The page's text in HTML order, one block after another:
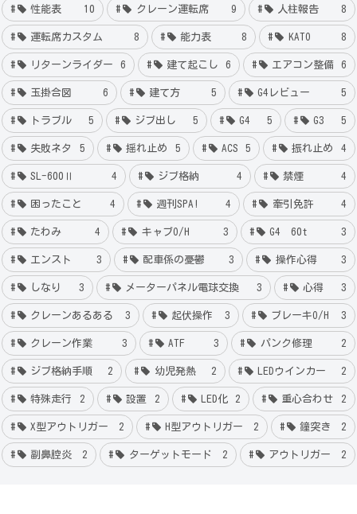
性能表 10 クレーン運転席 9 人柱報告 8
運転席カスタム 8 能力表 8 KATO 8
リターンライダー 6 建て起こし 6 エアコン整備 6
玉掛合図 6 建て方 5 G4レビュー 5
トラブル 5 ジブ出し 5 G4 5 G3 5
失敗ネタ 5 揺れ止め 5 ACS 5 振れ止め 4
SL-600Ⅱ 4 ジブ格納 4 禁煙 4
困ったこと 4 週刊SPA! 4 牽引免許 4
たわみ 4 キャブO/H 3 G4 60t 3
エンスト 3 配車係の憂鬱 3 操作心得 3
しなり 3 メーターパネル電球交換 3 心得 3
クレーンあるある 3 起伏操作 3 ブレーキO/H 3
クレーン作業 3 ATF 3 パンク修理 2
ジブ格納手順 2 幼児発熱 2 LEDウインカー 2
特殊走行 2 設置 2 LED化 2 重心合わせ 2
X型アウトリガー 2 H型アウトリガー 2 鐘突き 2
副鼻腔炎 2 ターゲットモード 2 アウトリガー 2